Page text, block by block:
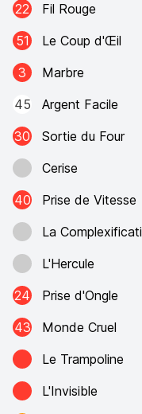
22
Fil Rouge
51
Le Coup d'Œil
3
Marbre
45
Argent Facile
30
Sortie du Four
Cerise
40
Prise de Vitesse
La
L'Hercule
24
Prise d'Ongle
43
Monde Cruel
Le Trampoline
L'Invisible